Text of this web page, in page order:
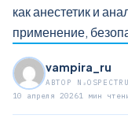
как анестетик и
применение,
vampira_ru
АВТОР
10 апреля 20261 мин